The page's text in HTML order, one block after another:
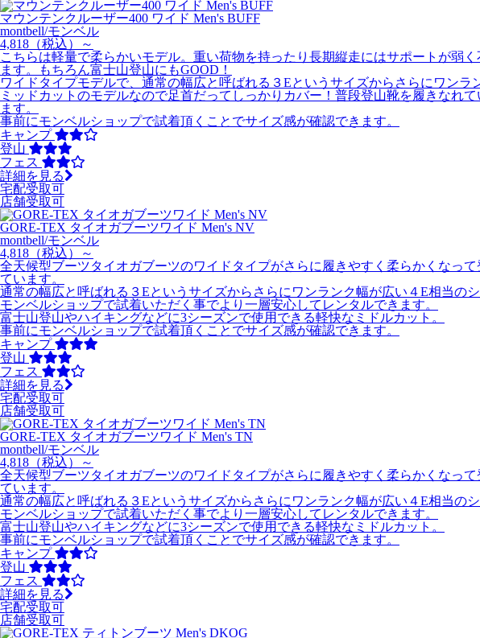
マウンテンクルーザー400 ワイド Men's BUFF
montbell/モンベル
4,818 （税込）～
こちらは軽量で柔らかいモデル。重い荷物を持ったり長期縦走にはサポートが弱
ます。もちろん富士山登山にもGOOD！
ワイドタイプモデルで、通常の幅広と呼ばれる３Eというサイズからさらにワンラ
ミッドカットのモデルなので足首だってしっかりカバー！普段登山靴を履きなれ
ます。
事前にモンベルショップで試着頂くことでサイズ感が確認できます。
キャンプ
登山
フェス
詳細を見る
宅配受取可
店舗受取可
GORE-TEX タイオガブーツワイド Men's NV
montbell/モンベル
4,818 （税込）～
全天候型ブーツタイオガブーツのワイドタイプがさらに履きやすく柔らかくなっ
ています。
通常の幅広と呼ばれる３Eというサイズからさらにワンランク幅が広い４E相当の
モンベルショップで試着いただく事でより一層安心してレンタルできます。
富士山登山やハイキングなどに3シーズンで使用できる軽快なミドルカット。
事前にモンベルショップで試着頂くことでサイズ感が確認できます。
キャンプ
登山
フェス
詳細を見る
宅配受取可
店舗受取可
GORE-TEX タイオガブーツワイド Men's TN
montbell/モンベル
4,818 （税込）～
全天候型ブーツタイオガブーツのワイドタイプがさらに履きやすく柔らかくなっ
ています。
通常の幅広と呼ばれる３Eというサイズからさらにワンランク幅が広い４E相当の
モンベルショップで試着いただく事でより一層安心してレンタルできます。
富士山登山やハイキングなどに3シーズンで使用できる軽快なミドルカット。
事前にモンベルショップで試着頂くことでサイズ感が確認できます。
キャンプ
登山
フェス
詳細を見る
宅配受取可
店舗受取可